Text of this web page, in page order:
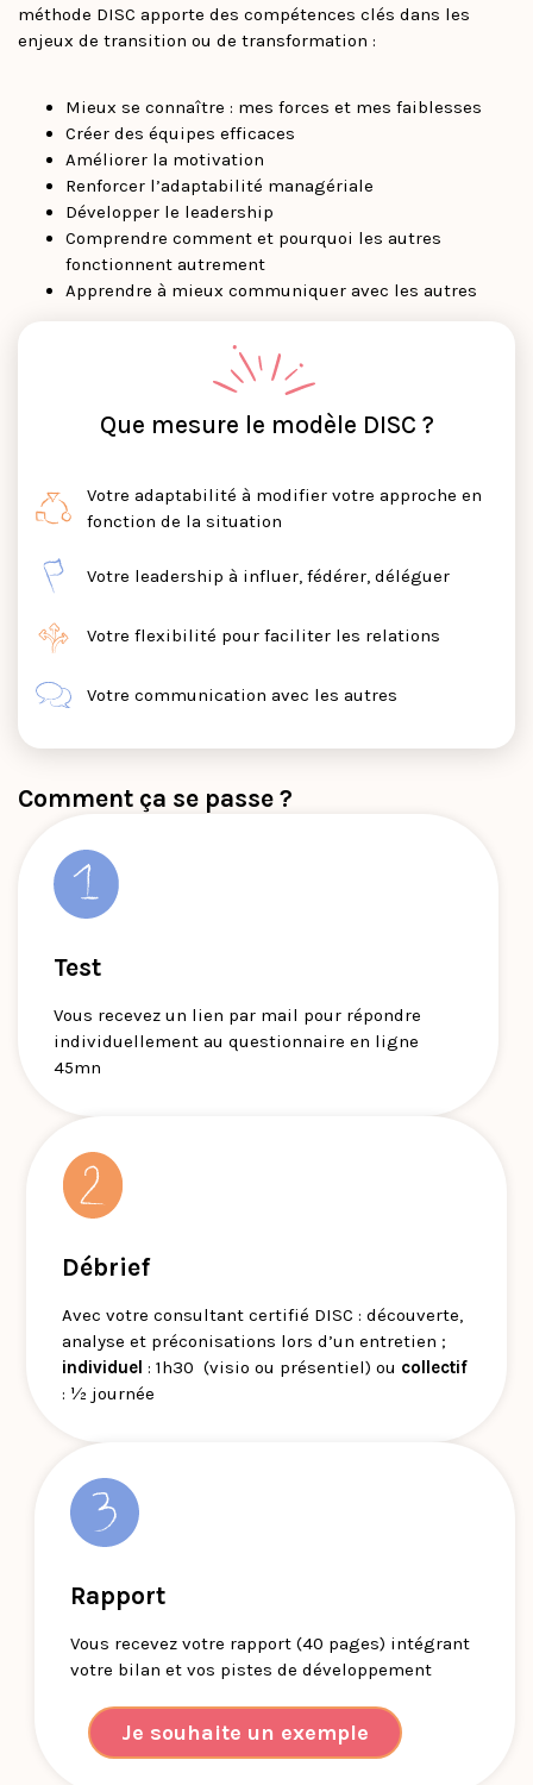
méthode DISC apporte des compétences clés dans les
enjeux de transition ou de transformation :
Mieux se connaître : mes forces et mes faiblesses
Créer des équipes efficaces
Améliorer la motivation
Renforcer l’adaptabilité managériale
Développer le leadership
Comprendre comment et pourquoi les autres
fonctionnent autrement
Apprendre à mieux communiquer avec les autres
Que mesure le modèle DISC ?
Votre adaptabilité à modifier votre approche en
fonction de la situation
Votre leadership à influer, fédérer, déléguer
Votre flexibilité pour faciliter les relations
Votre communication avec les autres
Comment ça se passe ?
Test
Vous recevez un lien par mail pour répondre
individuellement au questionnaire en ligne
45mn
Débrief
Avec votre consultant certifié DISC : découverte,
analyse et préconisations lors d’un entretien ;
individuel : 1h30 (visio ou présentiel) ou collectif
: ½ journée
Rapport
Vous recevez votre rapport (40 pages) intégrant
votre bilan et vos pistes de développement
Je souhaite un exemple